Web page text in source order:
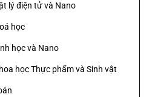
lý điện tử và Nano
học
học và Nano
học Thực phẩm và Sinh vật